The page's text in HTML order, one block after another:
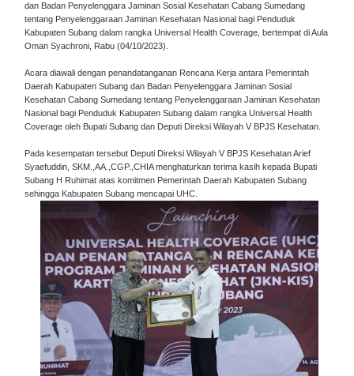
dan Badan Penyelenggara Jaminan Sosial Kesehatan Cabang Sumedang
tentang Penyelenggaraan Jaminan Kesehatan Nasional bagi Penduduk
Kabupaten Subang dalam rangka Universal Health Coverage, bertempat di Aula
Oman Syachroni, Rabu (04/10/2023).
Acara diawali dengan penandatanganan Rencana Kerja antara Pemerintah
Daerah Kabupaten Subang dan Badan Penyelenggara Jaminan Sosial
Kesehatan Cabang Sumedang tentang Penyelenggaraan Jaminan Kesehatan
Nasional bagi Penduduk Kabupaten Subang dalam rangka Universal Health
Coverage oleh Bupati Subang dan Deputi Direksi Wilayah V BPJS Kesehatan.
Pada kesempatan tersebut Deputi Direksi Wilayah V BPJS Kesehatan Arief
Syaefuddin, SKM.,AA.,CGP.,CHIA menghaturkan terima kasih kepada Bupati
Subang H Ruhimat atas komitmen Pemerintah Daerah Kabupaten Subang
sehingga Kabupaten Subang mencapai UHC.